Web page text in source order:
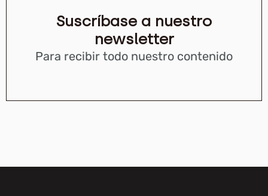
Suscríbase a nuestro
newsletter
Para recibir todo nuestro contenido